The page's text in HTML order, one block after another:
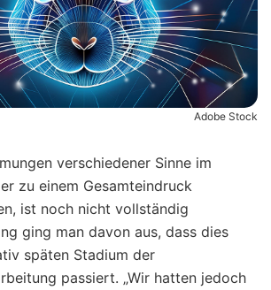
Adobe Stock
verschiedener Sinne im
zu einem Gesamteindruck
ist noch nicht vollständig
ging man davon aus, dass dies
späten Stadium der
passiert. „Wir hatten jedoch